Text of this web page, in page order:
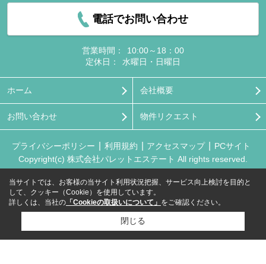
電話でお問い合わせ
営業時間：
10:00～18：00
定休日：
水曜日・日曜日
ホーム 会社概要
お問い合わせ 物件リクエスト
プライバシーポリシー 利用規約 アクセスマップ
PCサイト
Copyright(c) 株式会社パレットエステート All rights reserved.
当サイトでは、お客様の当サイト利用状況把握、サービス向上検討を目的と
して、クッキー（Cookie）を使用しています。
詳しくは、当社の 「Cookieの取扱いについて」 をご確認ください。
閉じる